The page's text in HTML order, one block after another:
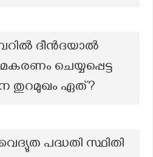
ദീൻദയാൽ
ചെയ്യപ്പെട്ട
തുറമുഖം ഏത്?
പദ്ധതി സ്ഥിതി